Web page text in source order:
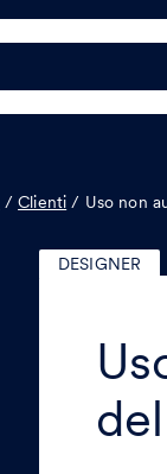
/Clienti / Uso non
DESIGNER